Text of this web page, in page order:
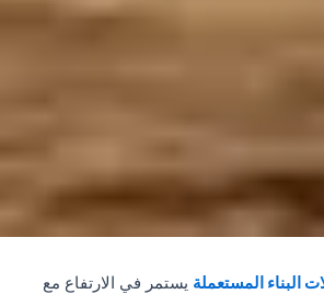
البناء المستعملة يستمر في الارتفاع مع